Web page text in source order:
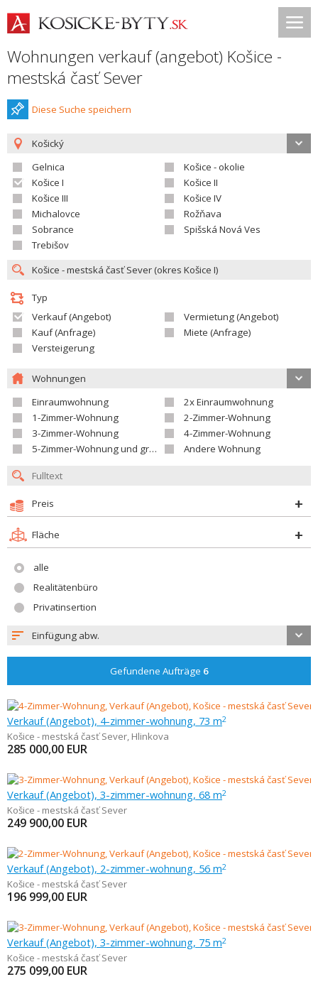
Wohnungen verkauf (angebot) Košice -
mestská časť Sever
Diese Suche speichern
Košický
Gelnica
Košice - okolie
Košice I
Košice II
Košice III
Košice IV
Michalovce
Rožňava
Sobrance
Spišská Nová Ves
Trebišov
Typ
Verkauf (Angebot)
Vermietung (Angebot)
Kauf (Anfrage)
Miete (Anfrage)
Versteigerung
Wohnungen
Einraumwohnung
2x Einraumwohnung
1-Zimmer-Wohnung
2-Zimmer-Wohnung
3-Zimmer-Wohnung
4-Zimmer-Wohnung
5-Zimmer-Wohnung und größer
Andere Wohnung
Preis
Fläche
alle
Realitätenbüro
Privatinsertion
Einfügung abw.
Gefundene Aufträge 6
Verkauf (Angebot), 4-zimmer-wohnung, 73 m2
Košice - mestská časť Sever, Hlinkova
285 000,00 EUR
Verkauf (Angebot), 3-zimmer-wohnung, 68 m2
Košice - mestská časť Sever
249 900,00 EUR
Verkauf (Angebot), 2-zimmer-wohnung, 56 m2
Košice - mestská časť Sever
196 999,00 EUR
Verkauf (Angebot), 3-zimmer-wohnung, 75 m2
Košice - mestská časť Sever
275 099,00 EUR